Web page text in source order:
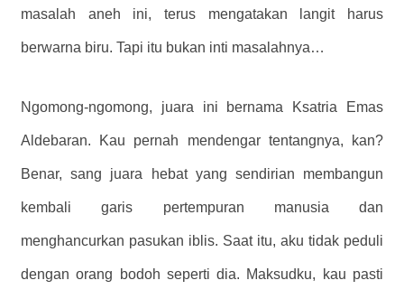
masalah aneh ini, terus mengatakan langit harus
berwarna biru. Tapi itu bukan inti masalahnya…
Ngomong-ngomong, juara ini bernama Ksatria Emas
Aldebaran. Kau pernah mendengar tentangnya, kan?
Benar, sang juara hebat yang sendirian membangun
kembali garis pertempuran manusia dan
menghancurkan pasukan iblis. Saat itu, aku tidak peduli
dengan orang bodoh seperti dia. Maksudku, kau pasti